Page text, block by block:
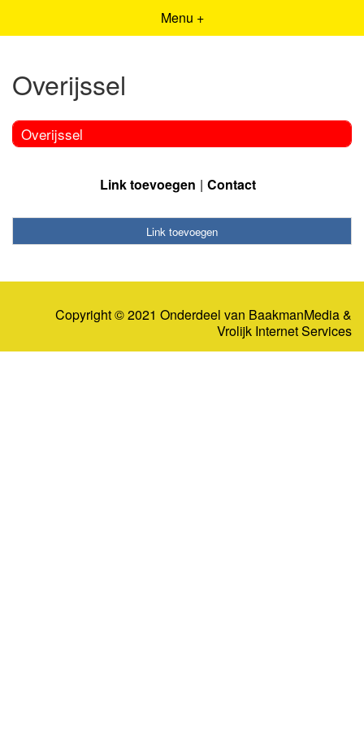
Menu +
Overijssel
Overijssel
Link toevoegen Contact
Link toevoegen
Copyright © 2021 Onderdeel van BaakmanMedia&
Vrolijk Internet Services